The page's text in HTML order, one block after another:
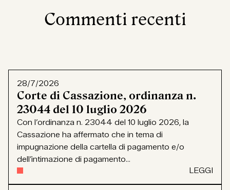
Commenti recenti
28/7/2026
Corte di Cassazione, ordinanza n.
23044 del 10 luglio 2026
Con l’ordinanza n. 23044 del 10 luglio 2026, la
Cassazione ha affermato che in tema di
impugnazione della cartella di pagamento e/o
dell’intimazione di pagamento...
LEGGI